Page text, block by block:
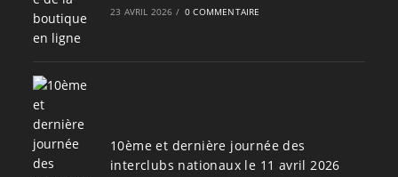
23 AVRIL 2026 / 0 COMMENTAIRE
10ème et dernière journée des
interclubs nationaux le 11 avril 2026